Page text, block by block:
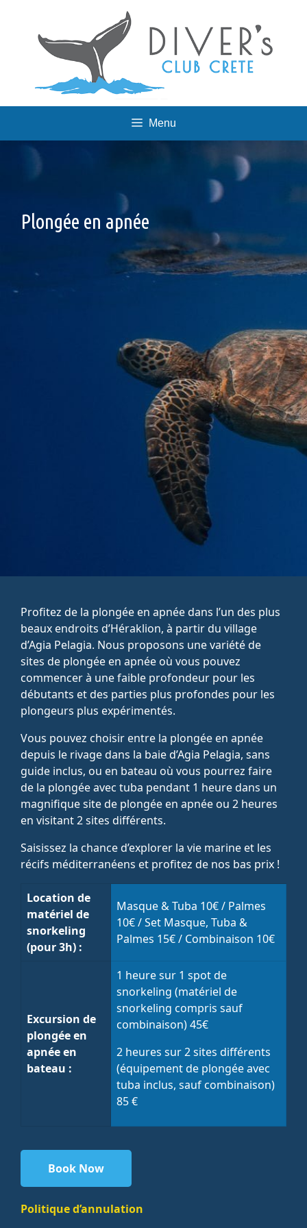
content
Menu
Plongée en apnée
Profitez de la plongée en apnée dans l’un des plus
beaux endroits d’Héraklion, à partir du village
d’Agia Pelagia. Nous proposons une variété de
sites de plongée en apnée où vous pouvez
commencer à une faible profondeur pour les
débutants et des parties plus profondes pour les
plongeurs plus expérimentés.
Vous pouvez choisir entre la plongée en apnée
depuis le rivage dans la baie d’Agia Pelagia, sans
guide inclus, ou en bateau où vous pourrez faire
de la plongée avec tuba pendant 1 heure dans un
magnifique site de plongée en apnée ou 2 heures
en visitant 2 sites différents.
Saisissez la chance d’explorer la vie marine et les
récifs méditerranéens et profitez de nos bas prix !
Location de
matériel de
snorkeling
(pour 3h) :
Masque & Tuba 10€ / Palmes
10€ / Set Masque, Tuba &
Palmes 15€ / Combinaison 10€
Excursion de
plongée en
apnée en
bateau :
1 heure sur 1 spot de
snorkeling (matériel de
snorkeling compris sauf
combinaison) 45€
2 heures sur 2 sites différents
(équipement de plongée avec
tuba inclus, sauf combinaison)
85 €
Book Now
Politique d’annulation